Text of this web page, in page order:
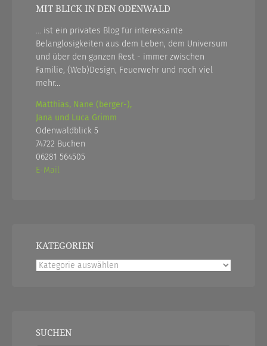
MIT BLICK IN DEN ODENWALD
... ist ein privates Blog für interessante
Belanglosigkeiten aus dem Leben, dem Universum
und über den ganzen Rest - immer zwischen
Familie, (Web)Design, Feuerwehr und noch viel
mehr...
Matthias, Nane (berger-),
Jana und Luca Grimm
Odenwaldblick 5
74722 Buchen
06281 564505
E-Mail
KATEGORIEN
Kategorien
SUCHEN